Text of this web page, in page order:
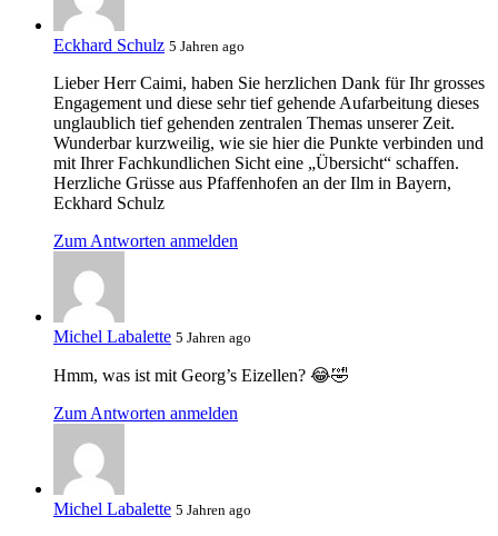
Eckhard Schulz 5 Jahren ago
Lieber Herr Caimi, haben Sie herzlichen Dank für Ihr grosses
Engagement und diese sehr tief gehende Aufarbeitung dieses
unglaublich tief gehenden zentralen Themas unserer Zeit.
Wunderbar kurzweilig, wie sie hier die Punkte verbinden und
mit Ihrer Fachkundlichen Sicht eine „Übersicht“ schaffen.
Herzliche Grüsse aus Pfaffenhofen an der Ilm in Bayern,
Eckhard Schulz
Zum Antworten anmelden
Michel Labalette 5 Jahren ago
Hmm, was ist mit Georg’s Eizellen? 😂🤣
Zum Antworten anmelden
Michel Labalette 5 Jahren ago